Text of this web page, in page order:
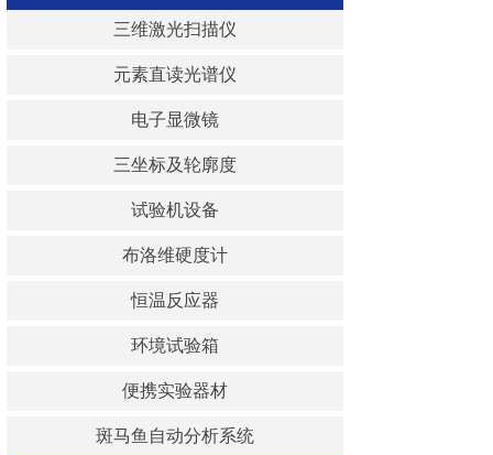
三维激光扫描仪
元素直读光谱仪
电子显微镜
三坐标及轮廓度
试验机设备
布洛维硬度计
恒温反应器
环境试验箱
便携实验器材
斑马鱼自动分析系统